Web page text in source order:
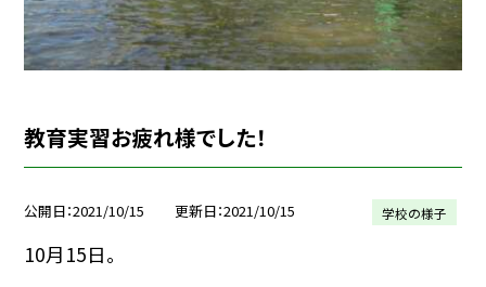
教育実習お疲れ様でした！
公開日 2021/10/15 更新日 2021/10/15 学校の様子
10月15日。